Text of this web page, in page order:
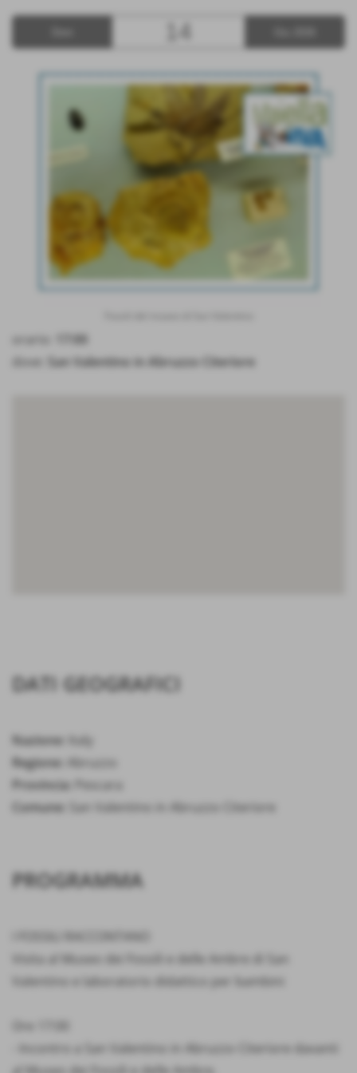
14
orario:
17:00
dove:
San Valentino in Abruzzo Citeriore
DATI GEOGRAFICI
Nazione:
Italy
Regione:
Provincia:
Pescara
Comune:
San Valentino in Abruzzo Citeriore
PROGRAMMA
Visita al Museo dei Fossili e delle Ambre di San
Valentino e laboratorio didattico per bambini
- Incontro a San Valentino in Abruzzo Citeriore davanti